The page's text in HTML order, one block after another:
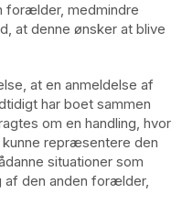
forælder, medmindre
at denne ønsker at blive
at en anmeldelse af
har boet sammen
om en handling, hvor
repræsentere den
situationer som
af den anden forælder,